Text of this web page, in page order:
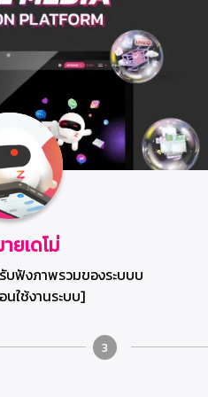
ยเดโม่
ฟังภาพรวมของระบบบ
นใช้งานระบบ]
3